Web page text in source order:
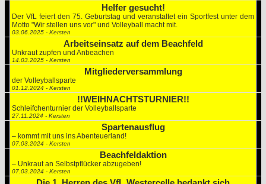
Helfer gesucht!
Der VfL feiert den 75. Geburtstag und veranstaltet ein Sportfest unter dem
Motto "Wir stellen uns vor" und Volleyball macht mit.
03.06.2025 - Kersten
Arbeitseinsatz auf dem Beachfeld
Unkraut zupfen und Anbeachen
14.03.2025 - Kersten
Mitgliederversammlung
der Volleyballsparte
01.12.2024 - Kersten
!!WEIHNACHTSTURNIER!!
Schleifchenturnier der Volleyballsparte
27.11.2024 - Kersten
Spartenausflug
– kommt mit uns ins Abenteuerland!
07.03.2024 - Kersten
Beachfeldaktion
– Unkraut an Selbstpflücker abzugeben!
07.03.2024 - Kersten